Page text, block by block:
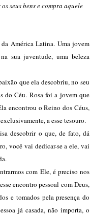
seus bens e compra aquele
América Latina. Uma jovem
sua juventude, uma beleza
que ela descobriu, no seu
do Céu. Rosa foi a jovem que
encontrou o Reino dos Céus,
a esse tesouro.
descobrir o que, de fato, dá
você vai dedicar-se a ele, vai
com Ele, é preciso nos
encontro pessoal com Deus,
e tomados pela presença do
já casada, não importa, o